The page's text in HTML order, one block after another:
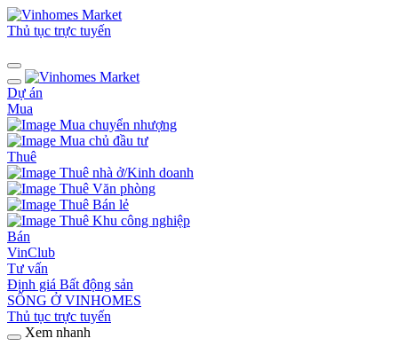
Thủ tục trực tuyến
Dự án
Mua
Mua chuyển nhượng
Mua chủ đầu tư
Thuê
Thuê nhà ở/Kinh doanh
Thuê Văn phòng
Thuê Bán lẻ
Thuê Khu công nghiệp
Bán
VinClub
Tư vấn
Định giá Bất động sản
SỐNG Ở VINHOMES
Thủ tục trực tuyến
Xem nhanh